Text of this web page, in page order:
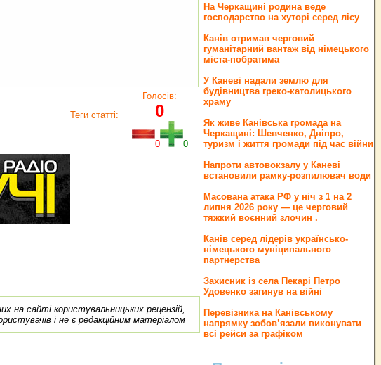
Теги статті:
Голосів:
0
0 0
на сайті користувальницьких рецензій,
і не є редакційним матеріалом
На Черкащині родина веде
господарство на хуторі серед лісу
Канів отримав черговий
гуманітарний вантаж від німецького
міста-побратима
У Каневі надали землю для
будівництва греко‐католицького
храму
Як живе Канівська громада на
Черкащині: Шевченко, Дніпро,
туризм і життя громади під час війни
Напроти автовокзалу у Каневі
встановили рамку-розпилювач води
Масована атака РФ у ніч з 1 на 2
липня 2026 року — це черговий
тяжкий воєнний злочин .
Канів серед лідерів українсько-
німецького муніципального
партнерства
Захисник із села Пекарі Петро
Удовенко загинув на війні
Перевізника на Канівському
напрямку зобов’язали виконувати
всі рейси за графіком